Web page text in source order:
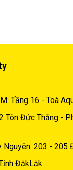
Tầng 16 - Toà
Tôn Đức Thắng -
Nguyên: 203 - 205
ĐắkLắk.